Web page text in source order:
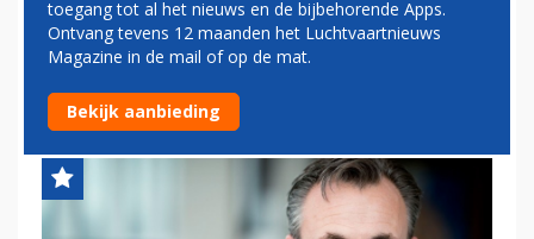
PVV'ER VOLGT MARK
HARBERS OP ALS
LUCHTVAARTMINISTER
toegang tot al het nieuws en de bijbehorende Apps.
Ontvang tevens 12 maanden het Luchtvaartnieuws
Magazine in de mail of op de mat.
Bekijk aanbieding